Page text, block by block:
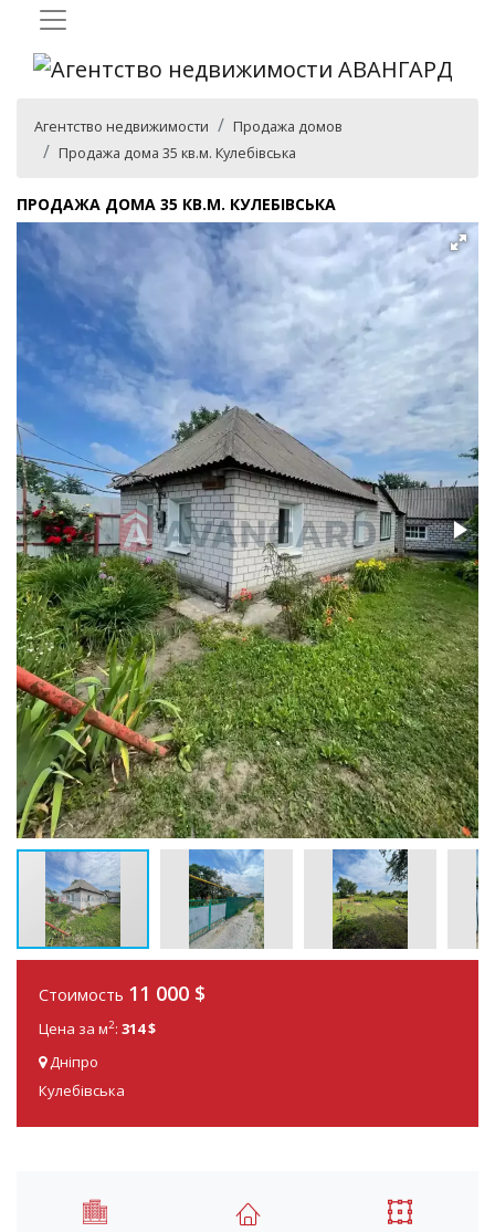
Агентство недвижимости
Продажа домов
Продажа дома 35 кв.м. Кулебівська
ПРОДАЖА ДОМА 35 КВ.М. КУЛЕБІВСЬКА
Стоимость 11 000 $
Цена за м2: 314 $
Дніпро
Кулебівська